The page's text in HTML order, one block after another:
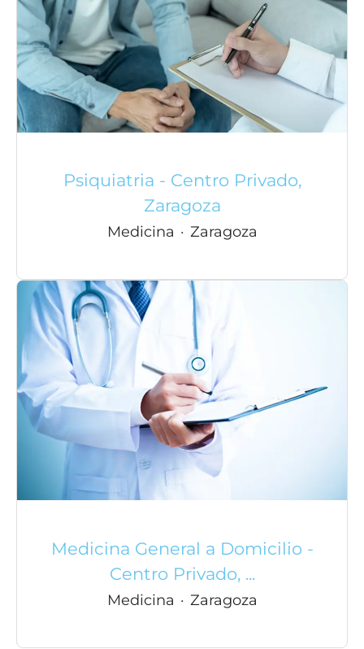
Psiquiatria - Centro Privado,
Zaragoza
Medicina · Zaragoza
Medicina General a Domicilio -
Centro Privado, ...
Medicina · Zaragoza